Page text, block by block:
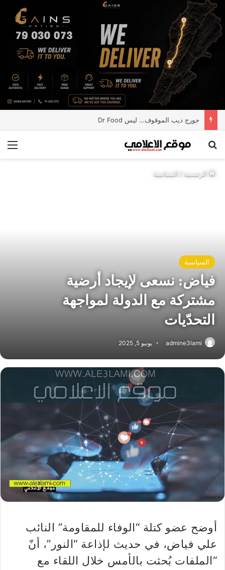
جورج ديب الموقوف… ليس Dr Food
بحث عن
الرئيسية/ السياسية
السياسية
فياض: نسعى لإيجاد أرضية
مشتركة مع الدولة لمواجهة
التحدّيات
admine3lami يونيو 5, 2025
أوضح عضو كتلة “​الوفاء للمقاومة​” النائب ​
علي فياض​، في حديث لإذاعة “النور”، أنّ
“الملفات بُحثت بالأمس خلال اللقاء مع